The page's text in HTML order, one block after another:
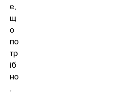
е,
щ
о
по
тр
іб
но
,